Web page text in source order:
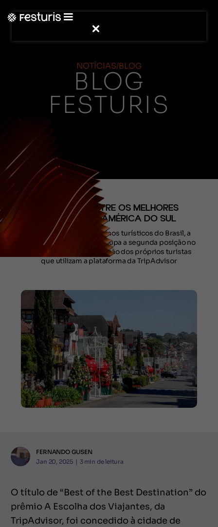
NOTÍCIAS/BLOG
BLOG
FESTURIS
(CONTEÚDO)
GRAMADO ENTRE OS MELHORES
DESTINOS DA AMÉRICA DO SUL
Um dos principais destinos turísticos do Brasil, a
cidade na serra gaúcha ocupa a segunda posição no
ranking, conforme avaliação dos próprios turistas
que utilizam a plataforma da TripAdvisor
FERNANDO GUSEN
Jan 20, 2025 | 3 min de leitura
O título de “Best of the Best Destination” do
prêmio A Escolha dos Viajantes, da
TripAdvisor, foi concedido à cidade de